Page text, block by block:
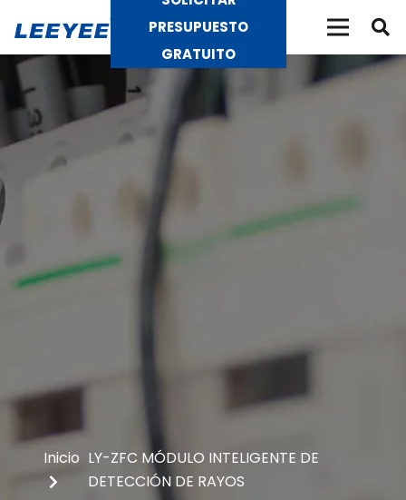
PRESUPUESTO
GRATUITO
Inicio LY-ZFC MÓDULO INTELIGENTE DE
DETECCIÓN DE RAYOS